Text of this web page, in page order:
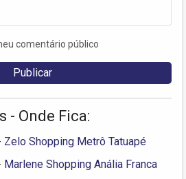
comentário público
- Onde Fica:
Zelo Shopping Metrô Tatuapé
Marlene Shopping Anália Franca